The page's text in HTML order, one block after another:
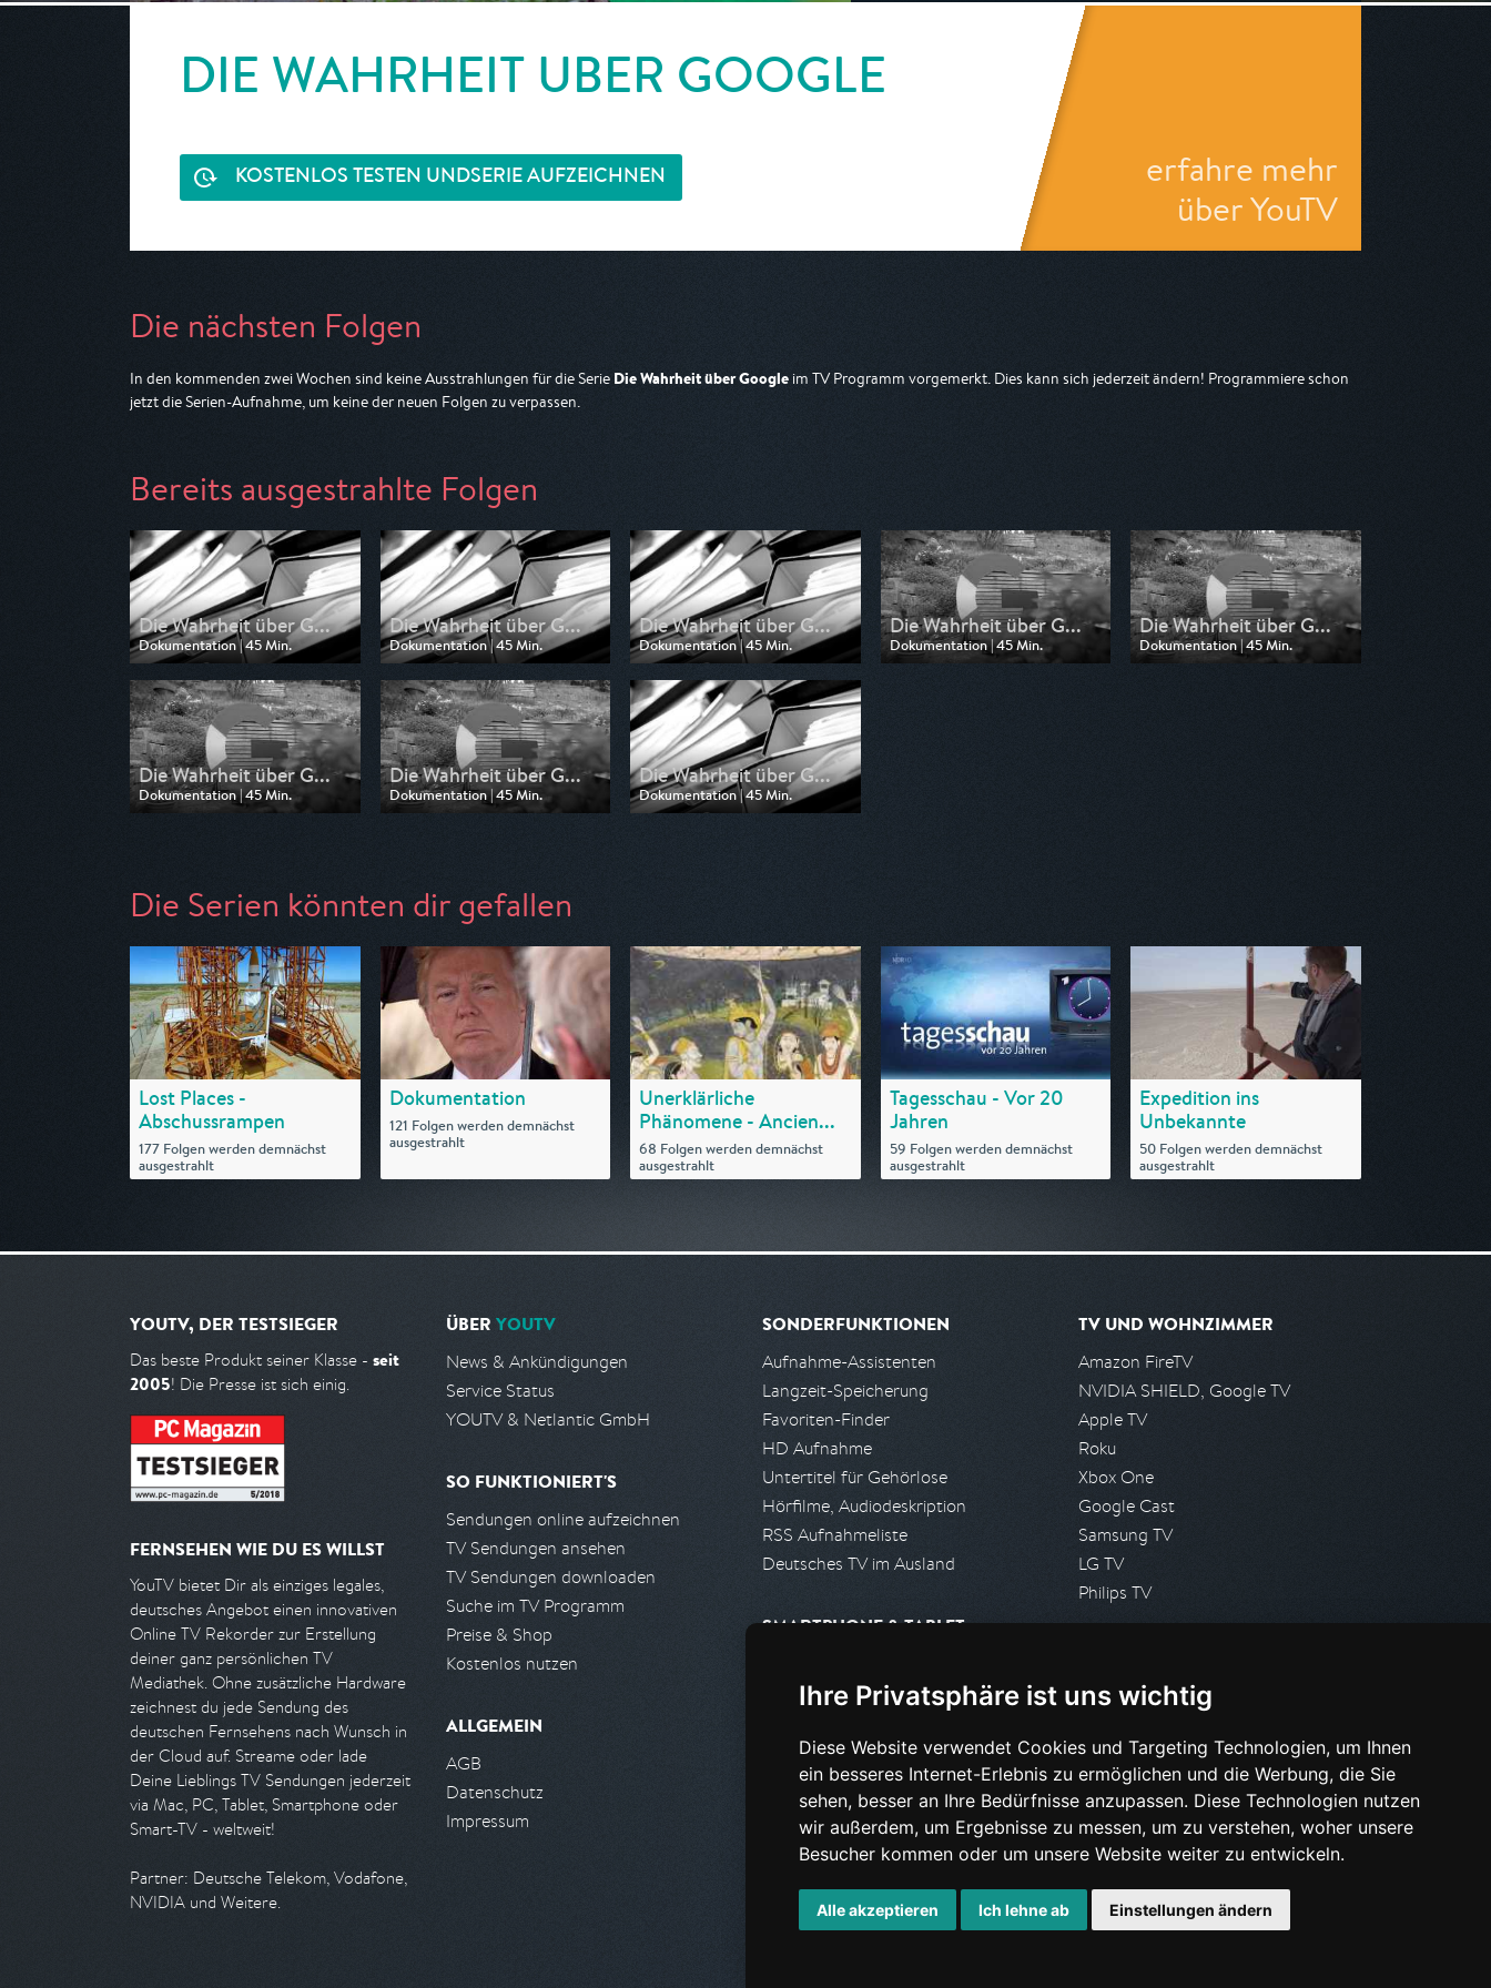
Ihre Privatsphäre ist uns wichtig
Diese Website verwendet Cookies und Targeting Technologien, um Ihnen
ein besseres Internet-Erlebnis zu ermöglichen und die Werbung, die Sie
sehen, besser an Ihre Bedürfnisse anzupassen. Diese Technologien nutzen
wir außerdem, um Ergebnisse zu messen, um zu verstehen, woher unsere
Besucher kommen oder um unsere Website weiter zu entwickeln.
Alle akzeptieren Ich lehne ab Einstellungen ändern
DIE WAHRHEIT ÜBER GOOGLE
KOSTENLOS TESTEN UNDSERIE AUFZEICHNEN
erfahre mehr
über YouTV
Die nächsten Folgen
In den kommenden zwei Wochen sind keine Ausstrahlungen für die Serie Die Wahrheit über Google im TV Programm vorgemerkt. Dies kann sich jederzeit ändern! Programmiere schon
jetzt die Serien-Aufnahme, um keine der neuen Folgen zu verpassen.
Bereits ausgestrahlte Folgen
Die Wahrheit über G...
Dokumentation | 45 Min.
Ausgestrahlt von Tagesschau24
am 19.07.2026, 13:15
Die Wahrheit über G...
Dokumentation | 45 Min.
Ausgestrahlt von Tagesschau24
am 19.07.2026, 02:10
Die Wahrheit über G...
Dokumentation | 45 Min.
Ausgestrahlt von Tagesschau24
am 18.07.2026, 21:47
Die Wahrheit über G...
Dokumentation | 45 Min.
Ausgestrahlt von SWR
Die Wahrheit über G...
Dokumentation | 45 Min.
Ausgestrahlt von SR Fernsehen
Die Wahrheit über G...
Dokumentation | 45 Min.
Ausgestrahlt von SR Fernsehen
Die Wahrheit über G...
Dokumentation | 45 Min.
Ausgestrahlt von SWR
Die Wahrheit über G...
Dokumentation | 45 Min.
Ausgestrahlt von ARD
Die Serien könnten dir gefallen
Lost Places -
Abschussrampen
177 Folgen werden demnächst
ausgestrahlt
Dokumentation
121 Folgen werden demnächst
ausgestrahlt
Unerklärliche
Phänomene - Ancien...
68 Folgen werden demnächst
ausgestrahlt
Tagesschau - Vor 20
Jahren
59 Folgen werden demnächst
ausgestrahlt
Expedition ins
Unbekannte
50 Folgen werden demnächst
ausgestrahlt
YOUTV, DER TESTSIEGER
Das beste Produkt seiner Klasse - seit
2005! Die Presse ist sich einig.
FERNSEHEN WIE DU ES WILLST
YouTV bietet Dir als einziges legales,
deutsches Angebot einen innovativen
Online TV Rekorder zur Erstellung
deiner ganz persönlichen TV
Mediathek. Ohne zusätzliche Hardware
zeichnest du jede Sendung des
deutschen Fernsehens nach Wunsch in
der Cloud auf. Streame oder lade
Deine Lieblings TV Sendungen jederzeit
via Mac, PC, Tablet, Smartphone oder
Smart-TV - weltweit!
Partner: Deutsche Telekom, Vodafone,
NVIDIA und Weitere.
ÜBER YOUTV
News & Ankündigungen
Service Status
YOUTV & Netlantic GmbH
SO FUNKTIONIERT'S
Sendungen online aufzeichnen
TV Sendungen ansehen
TV Sendungen downloaden
Suche im TV Programm
Preise & Shop
Kostenlos nutzen
ALLGEMEIN
AGB
Datenschutz
Impressum
SONDERFUNKTIONEN
Aufnahme-Assistenten
Langzeit-Speicherung
Favoriten-Finder
HD Aufnahme
Untertitel für Gehörlose
Hörfilme, Audiodeskription
RSS Aufnahmeliste
Deutsches TV im Ausland
SMARTPHONE & TABLET
Android App
PARTNER
Partnerliste
Partner werden
TV UND WOHNZIMMER
Amazon FireTV
NVIDIA SHIELD, Google TV
Apple TV
Roku
Xbox One
Google Cast
Samsung TV
LG TV
Philips TV
Presseanfrage stellen
HILFE & SUPPORT
Häufig gestellte Fragen
Anfrage stellen